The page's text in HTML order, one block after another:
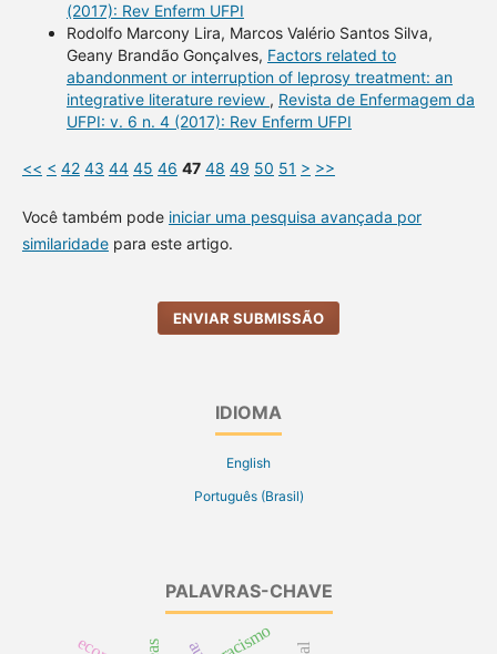
(2017): Rev Enferm UFPI
Rodolfo Marcony Lira, Marcos Valério Santos Silva,
Geany Brandão Gonçalves, Factors related to
abandonment or interruption of leprosy treatment: an
integrative literature review , Revista de Enfermagem da
UFPI: v. 6 n. 4 (2017): Rev Enferm UFPI
<< < 42 43 44 45 46 47 48 49 50 51 > >>
Você também pode iniciar uma pesquisa avançada por
similaridadepara este artigo.
ENVIAR SUBMISSÃO
IDIOMA
English
Português (Brasil)
PALAVRAS-CHAVE
racismo